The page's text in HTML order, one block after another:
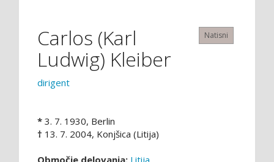
Natisni
Carlos (Karl
Ludwig) Kleiber
dirigent
* 3. 7. 1930, Berlin
† 13. 7. 2004, Konjšica (Litija)
Območje delovanja: Litija